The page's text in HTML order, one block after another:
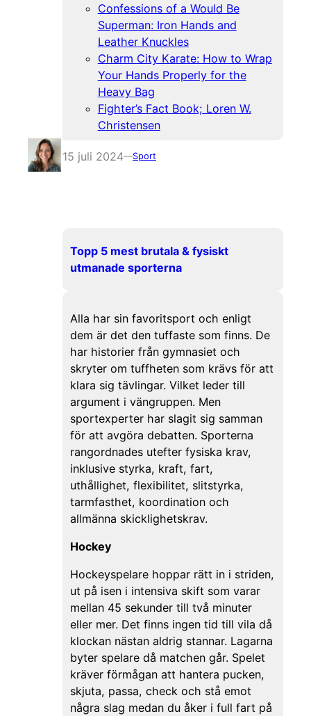
Confessions of a Would Be
Superman: Iron Hands and
Leather Knuckles
Charm City Karate: How to Wrap
Your Hands Properly for the
Heavy Bag
Fighter’s Fact Book; Loren W.
Christensen
15 juli 2024—Sport
Topp 5 mest brutala & fysiskt
utmanade sporterna
Alla har sin favoritsport och enligt
dem är det den tuffaste som finns. De
har historier från gymnasiet och
skryter om tuffheten som krävs för att
klara sig tävlingar. Vilket leder till
argument i vängruppen. Men
sportexperter har slagit sig samman
för att avgöra debatten. Sporterna
rangordnades utefter fysiska krav,
inklusive styrka, kraft, fart,
uthållighet, flexibilitet, slitstyrka,
tarmfasthet, koordination och
allmänna skicklighetskrav.
Hockey
Hockeyspelare hoppar rätt in i striden,
ut på isen i intensiva skift som varar
mellan 45 sekunder till två minuter
eller mer. Det finns ingen tid till vila då
klockan nästan aldrig stannar. Lagarna
byter spelare då matchen går. Spelet
kräver förmågan att hantera pucken,
skjuta, passa, check och stå emot
några slag medan du åker i full fart på